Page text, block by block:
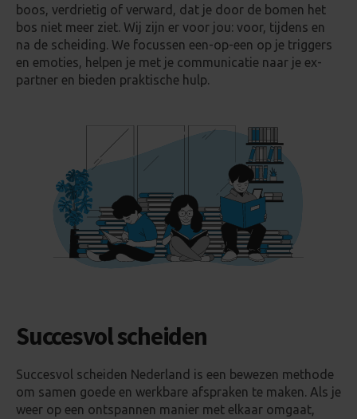
boos, verdrietig of verward, dat je door de bomen het
bos niet meer ziet. Wij zijn er voor jou: voor, tijdens en
na de scheiding. We focussen een-op-een op je triggers
en emoties, helpen je met je communicatie naar je ex-
partner en bieden praktische hulp.
Succesvol scheiden
Succesvol scheiden Nederland is een bewezen methode
om samen goede en werkbare afspraken te maken. Als je
weer op een ontspannen manier met elkaar omgaat,